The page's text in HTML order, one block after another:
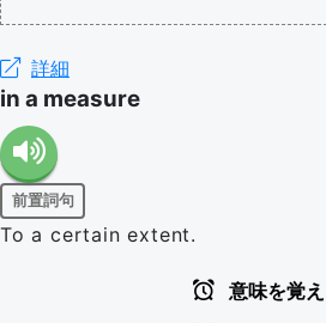
詳細
in a measure
前置詞句
To a certain extent.
意味を覚